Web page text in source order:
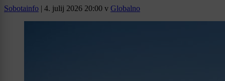
Sobotainfo | 4. julij 2026 20:00 v Globalno